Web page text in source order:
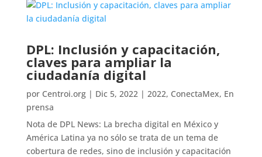
DPL: Inclusión y capacitación,
claves para ampliar la
ciudadanía digital
por Centroi.org| Dic 5, 2022| 2022, ConectaMex, En
prensa
Nota de DPL News: La brecha digital en México y
América Latina ya no sólo se trata de un tema de
cobertura de redes, sino de inclusión y capacitación